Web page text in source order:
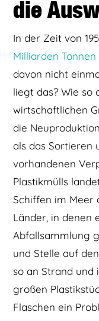
die
In der Zeit von
Milliarden
davon nicht
liegt das? Wie so
wirtschaftlichen
die
als das Sortieren
vorhandenen
Plastikmülls
Schiffen im Meer
Länder, in denen
Abfallsammlung
und Stelle auf
so an Strand und
großen
Flaschen ein